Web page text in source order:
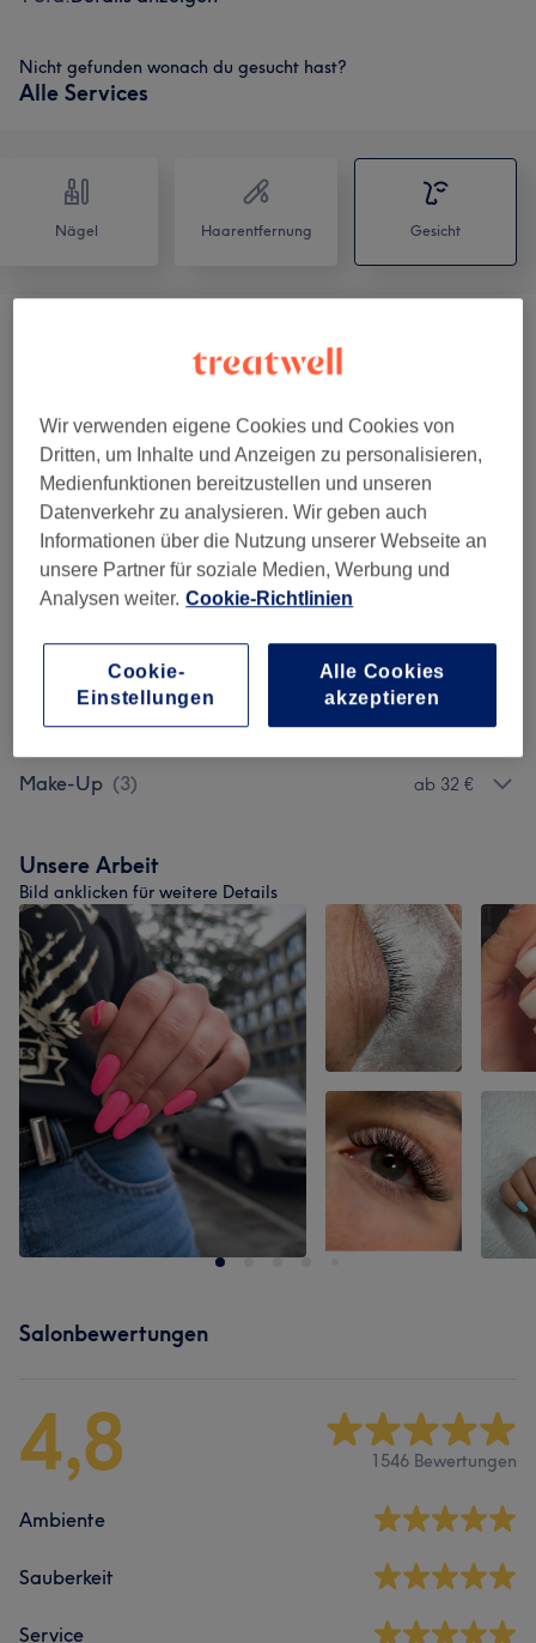
Nicht gefunden wonach du gesucht hast?
Alle Services
Nägel Haarentfernung Gesicht
Hydra Touch H2 (9) ab 15 €
Gesichtsbehandlungen (14) ab 15 €
Zubuchbare Services Für
Gesichtsbehandlungen (1)
Augenbrauen & Wimpernbehandlungen (9) ab 11 €
Permanent Make-Up (6) ab 60 €
Make-Up (3) ab 32 €
Unsere Arbeit
Bild anklicken für weitere Details
Salonbewertungen
4,8 1546 Bewertungen
Ambiente
Sauberkeit
Service
Wir verwenden eigene Cookies und Cookies von
Dritten, um Inhalte und Anzeigen zu personalisieren,
Medienfunktionen bereitzustellen und unseren
Datenverkehr zu analysieren. Wir geben auch
Informationen über die Nutzung unserer Webseite an
unsere Partner für soziale Medien, Werbung und
Analysen weiter. Cookie-Richtlinien
Cookie-
Einstellungen
Alle Cookies
akzeptieren